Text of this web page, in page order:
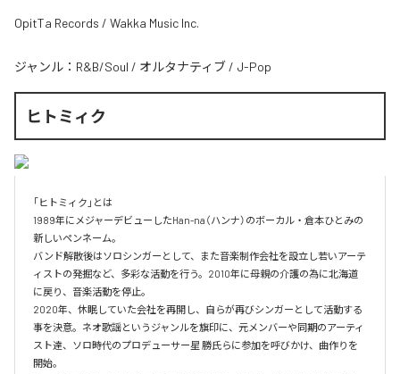
OpitTa Records / Wakka Music Inc.
ジャンル： R&B/Soul / オルタナティブ / J-Pop
ヒトミィク
｢ヒトミィク｣とは
1989年にメジャーデビューしたHan-na（ハンナ）のボーカル・倉本ひとみの
新しいペンネーム。
バンド解散後はソロシンガーとして、また音楽制作会社を設立し若いアーテ
ィストの発掘など、多彩な活動を行う。2010年に母親の介護の為に北海道
に戻り、音楽活動を停止。
2020年、休眠していた会社を再開し、自らが再びシンガーとして活動する
事を決意。ネオ歌謡というジャンルを旗印に、元メンバーや同期のアーティ
スト達、ソロ時代のプロデューサー星 勝氏らに参加を呼びかけ、曲作りを
開始。